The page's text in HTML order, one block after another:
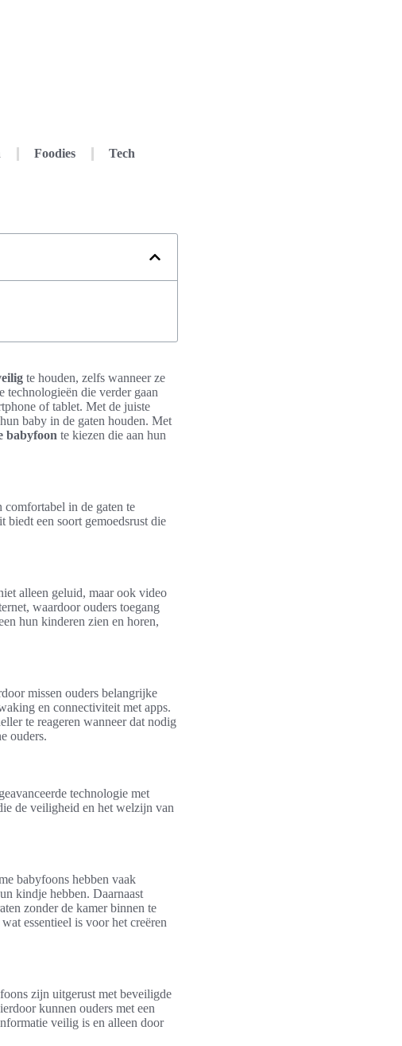
Foodies Tech
te houden, zelfs wanneer ze
technologieën die verder gaan
of tablet. Met de juiste
baby in de gaten houden. Met
babyfoon te kiezen die aan hun
comfortabel in de gaten te
een soort gemoedsrust die
alleen geluid, maar ook video
waardoor ouders toegang
hun kinderen zien en horen,
missen ouders belangrijke
en connectiviteit met apps.
te reageren wanneer dat nodig
ouders.
technologie met
de veiligheid en het welzijn van
babyfoons hebben vaak
kindje hebben. Daarnaast
zonder de kamer binnen te
essentieel is voor het creëren
zijn uitgerust met beveiligde
kunnen ouders met een
veilig is en alleen door